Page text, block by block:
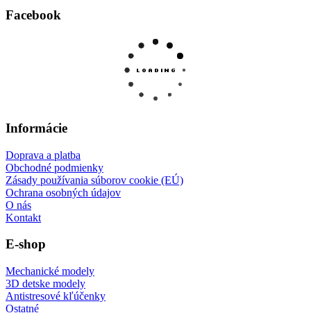
Facebook
Informácie
Doprava a platba
Obchodné podmienky
Zásady používania súborov cookie (EÚ)
Ochrana osobných údajov
O nás
Kontakt
E-shop
Mechanické modely
3D detske modely
Antistresové kľúčenky
Ostatné